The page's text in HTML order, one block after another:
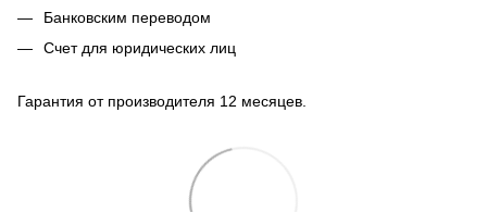
Банковским переводом
Счет для юридических лиц
Гарантия от производителя 12 месяцев.